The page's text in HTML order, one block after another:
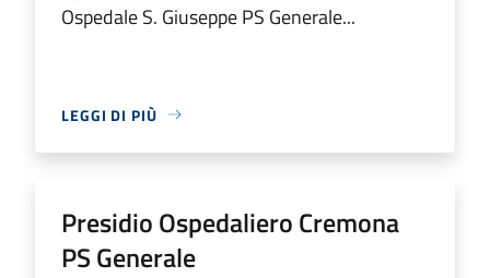
Ospedale S. Giuseppe PS Generale...
LEGGI DI PIÙ
Presidio Ospedaliero Cremona
PS Generale